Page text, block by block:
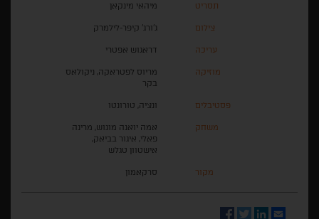
תסריט מיהאי מינקאן
צילום ג'ורג' קיפר-לילמרק
עריכה דראגוש אפטרי
מוזיקה
מריוס לפטראקה, ניקולאס
בקר
פסטיבלים ונציה, טורונטו
משחק
אמה יואנה מוגוש, מרינה
פאלי, איגור בביאק,
אישטוון טגלש
מקור סרקאמון
Email
LinkedIn
Twitter
Facebook